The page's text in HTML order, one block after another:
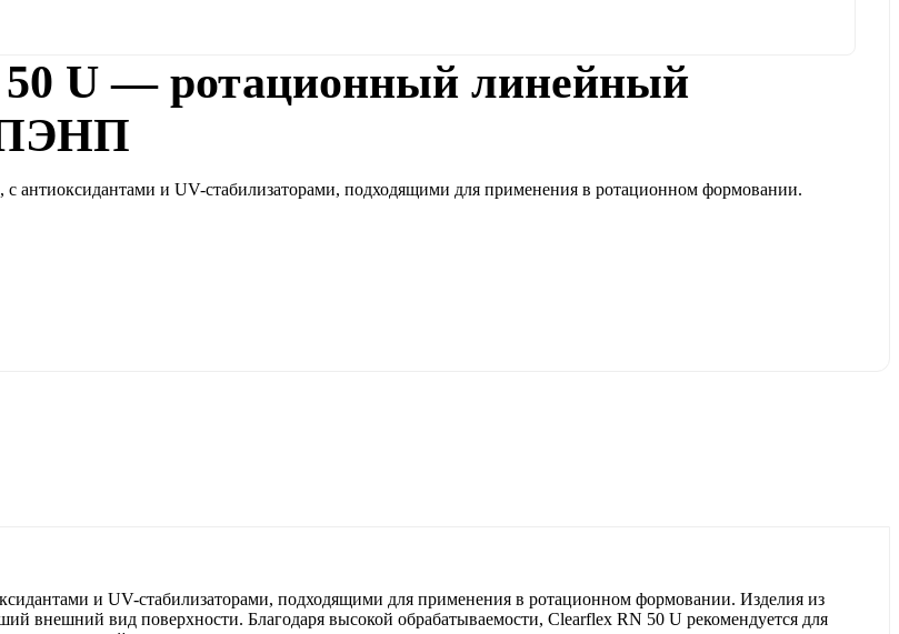
U — ротационный линейный
антиоксидантами и UV-стабилизаторами, подходящими для применения в ротационном формовании.
и UV-стабилизаторами, подходящими для применения в ротационном формовании. Изделия из
внешний вид поверхности. Благодаря высокой обрабатываемости, Clearflex RN 50 U рекомендуется для